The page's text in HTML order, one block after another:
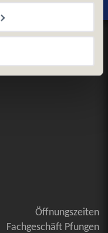
Öffnungszeiten
Fachgeschäft Pfungen